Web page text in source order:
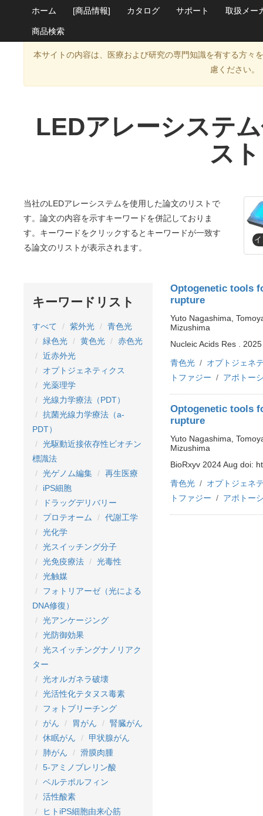
ホーム [商品情報] カタログ サポート 取扱メー
商品検索
本サイトの内容は、医療および研究の専門知識を有する方々
慮ください。
LEDアレーシステ
スト
当社のLEDアレーシステムを使用した論文のリストで
す。論文の内容を示すキーワードを併記しておりま
す。キーワードをクリックするとキーワードが一致す
る論文のリストが表示されます。
キーワードリスト
すべて 紫外光
青色光
緑色光
黄色光
赤色光
近赤外光
オプトジェネティクス
光薬理学
光線力学療法（PDT）
抗菌光線力学療法（a-
PDT）
光駆動近接依存性ビオチン
標識法
光ゲノム編集
再生医療
iPS細胞
ドラッグデリバリー
プロテオーム
代謝工学
光化学
光スイッチング分子
光免疫療法
光毒性
光触媒
フォトリアーゼ（光による
DNA修復）
光アンケージング
光防御効果
光スイッチングナノリアク
ター
光オルガネラ破壊
光活性化テタヌス毒素
フォトブリーチング
がん
胃がん
腎臓がん
休眠がん
甲状腺がん
肺がん
滑膜肉腫
5-アミノブレリン酸
ベルテポルフィン
活性酸素
ヒトiPS細胞由来心筋
Optogenetic tools
rupture
Yuto Nagashima,
Mizushima
Nucleic Acids Res .
青色光
オプトジェネ
トファジー
アポトー
Optogenetic tools
rupture
Yuto Nagashima,
Mizushima
BioRxyv 2024 Aug doi:
青色光
オプトジェネ
トファジー
アポトー